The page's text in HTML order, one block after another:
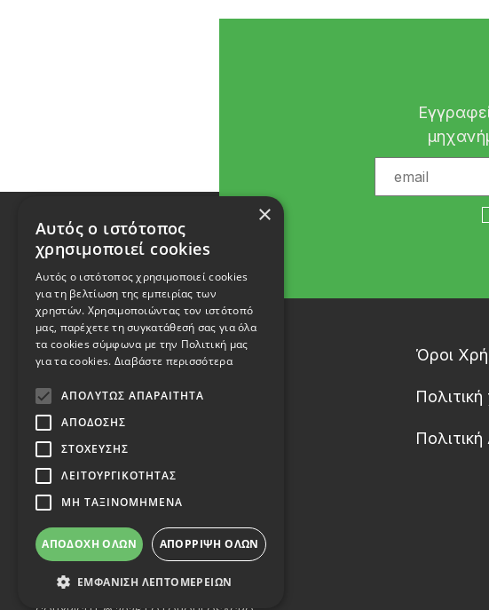
Όροι
×
Αυτός ο ιστότοπος
χρησιμοποιεί cookies
Αυτός ο ιστότοπος χρησιμοποιεί cookies
για τη βελτίωση της εμπειρίας των
χρηστών. Χρησιμοποιώντας τον ιστότοπό
μας, παρέχετε τη συγκατάθεσή σας για όλα
τα cookies σύμφωνα με την Πολιτική μας
για τα cookies. Διαβάστε περισσότερα
ΑΠΟΛΎΤΩΣ ΑΠΑΡΑΊΤΗΤΑ
ΑΠΌΔΟΣΗΣ
ΣΤΌΧΕΥΣΗΣ
ΛΕΙΤΟΥΡΓΙΚΌΤΗΤΑΣ
ΜΗ ΤΑΞΙΝΟΜΗΜΈΝΑ
ΑΠΟΔΟΧΉ ΌΛΩΝ ΑΠΌΡΡΙΨΗ ΌΛΩΝ
ΕΜΦΆΝΙΣΗ ΛΕΠΤΟΜΕΡΕΙΏΝ